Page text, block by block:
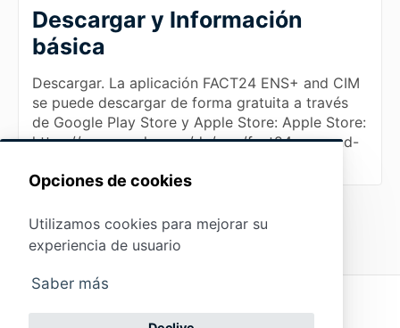
Opciones de cookies
Utilizamos cookies para mejorar su
experiencia de usuario
Saber más
Descargar y Información
básica
Descargar. La aplicación FACT24 ENS+ and CIM
se puede descargar de forma gratuita a través
de Google Play Store y Apple Store: Apple Store:
https://apps.apple.com/de/app/fact24-ens-and-
(opens in a new tab) Pie de